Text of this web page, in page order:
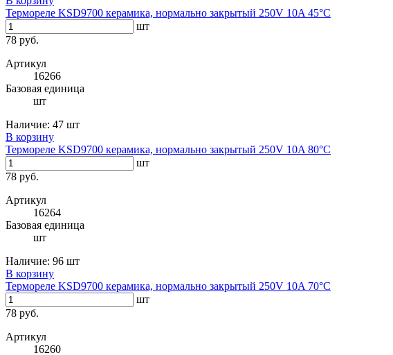
Термореле KSD9700 керамика, нормально закрытый 250V 10A 45°С
шт
78 руб.
Артикул
16266
Базовая единица
шт
Наличие: 47 шт
В корзину
Термореле KSD9700 керамика, нормально закрытый 250V 10A 80°С
шт
78 руб.
Артикул
16264
Базовая единица
шт
Наличие: 96 шт
В корзину
Термореле KSD9700 керамика, нормально закрытый 250V 10A 70°С
шт
78 руб.
Артикул
16260